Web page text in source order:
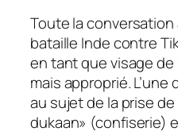
Toute la conversation
bataille Inde contre
en tant que visage de
mais approprié. L’une
au sujet de la prise
dukaan» (confiserie)